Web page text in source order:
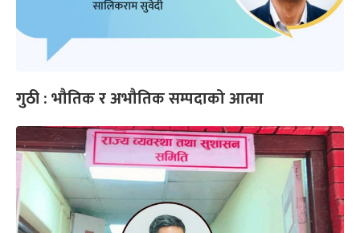
गुठी : भौतिक र अभौतिक सम्पदाको आत्मा